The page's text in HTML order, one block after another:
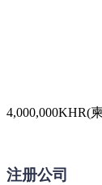
4,000,000KHR(
注册公司